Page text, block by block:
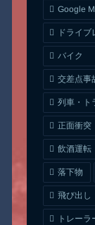
Google
ドライブ
バイク
交差点事
列車・ト
正面衝突
飲酒運転
落下物
飛び出し
トレーラ